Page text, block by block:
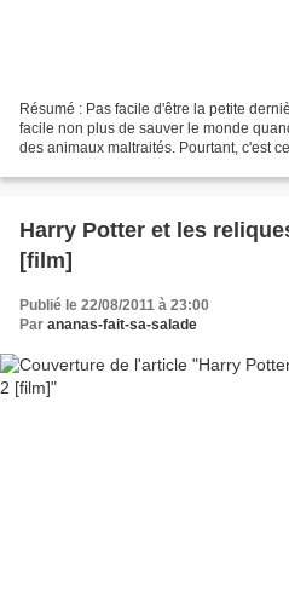
Résumé : Pas facile d'être la petite
facile non plus de sauver le monde
des animaux maltraités. Pourtant, c'est
Harry Potter et les
[film]
Publié le 22/08/2011 à 23:00
Par ananas-fait-sa-salade